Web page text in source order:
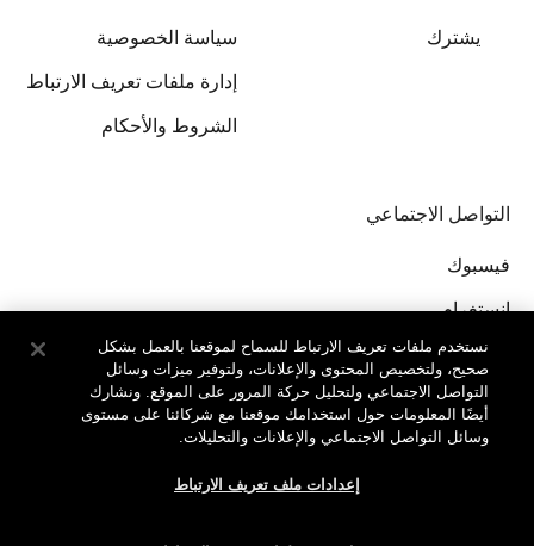
يشترك سياسة الخصوصية
إدارة ملفات تعريف الارتباط
الشروط والأحكام
التواصل الاجتماعي
فيسبوك
إنستغرام
نستخدم ملفات تعريف الارتباط للسماح لموقعنا بالعمل بشكل
صحيح، ولتخصيص المحتوى والإعلانات، ولتوفير ميزات وسائل
التواصل الاجتماعي ولتحليل حركة المرور على الموقع. ونشارك
أيضًا المعلومات حول استخدامك موقعنا مع شركائنا على مستوى
وسائل التواصل الاجتماعي والإعلانات والتحليلات.
إعدادات ملف تعريف الارتباط